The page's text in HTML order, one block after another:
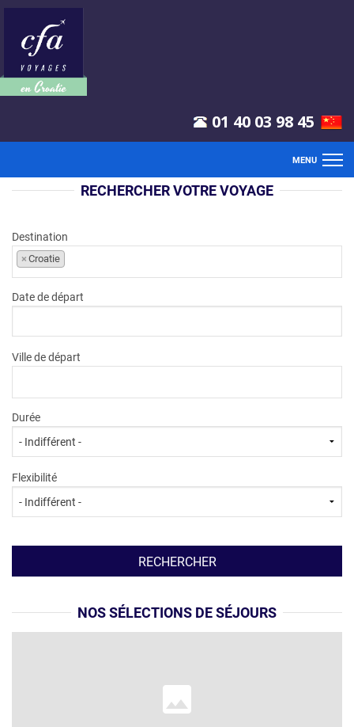
01 40 03 98 45
MENU
ACCUEIL
VOLS
SÉJOURS
CLUBS
RECHERCHER VOTRE VOYAGE
Destination
× Croatie
Date de départ
Ville de départ
Durée
Flexibilité
NOS SÉLECTIONS DE SÉJOURS